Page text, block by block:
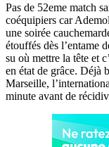
Pas de 52eme match
coéquipiers car
une soirée
étouffés dès l’entame
su où mettre la tête et
en état de grâce. Déjà
Marseille,
minute avant de